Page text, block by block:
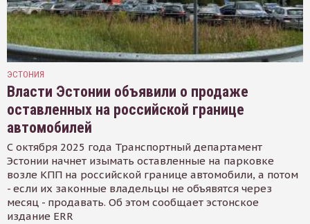
ЭСТОНИЯ
Власти Эстонии объявили о продаже
оставленных на российской границе
автомобилей
С октября 2025 года Транспортный департамент
Эстонии начнет изымать оставленные на парковке
возле КПП на российской границе автомобили, а потом
- если их законные владельцы не объявятся через
месяц - продавать. Об этом сообщает эстонское
издание ERR